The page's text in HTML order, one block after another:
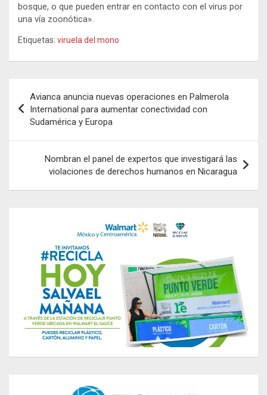
bosque, o que pueden entrar en contacto con el virus por
una vía zoonótica».
Etiquetas: viruela del mono
de
entradas
Avianca anuncia nuevas operaciones en Palmerola
International para aumentar conectividad con
Sudamérica y Europa
Nombran el panel de expertos que investigará las
violaciones de derechos humanos en Nicaragua